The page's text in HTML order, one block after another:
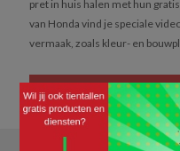
pret in huis halen met hun
van Honda vind je speciale
vermaak, zoals kleur- en
DOWNLOAD DE